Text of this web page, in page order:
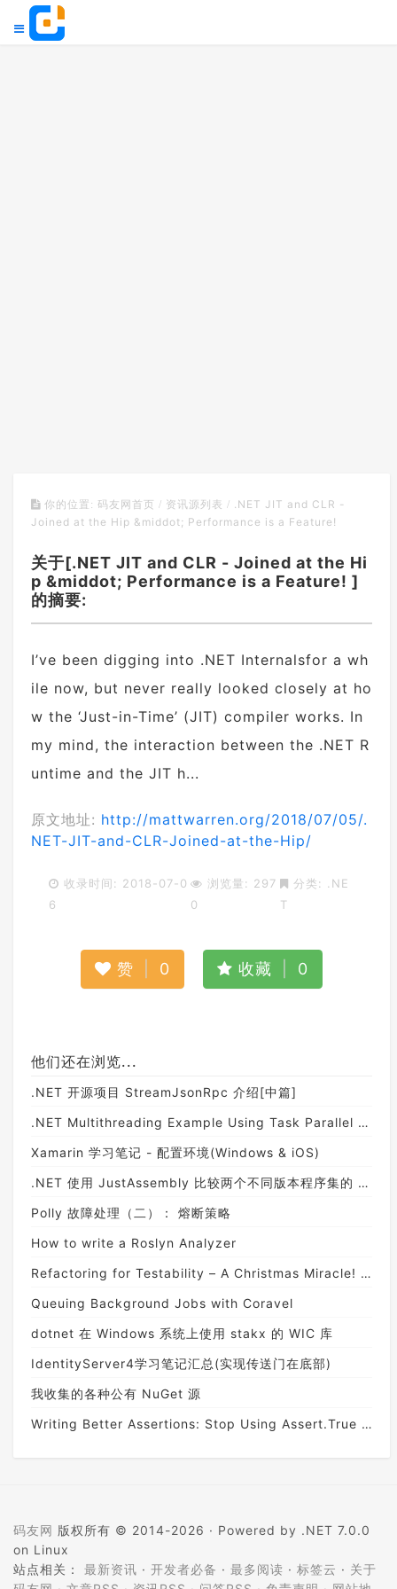
你的位置: 码友网首页 / 资讯源列表 / .NET JIT and CLR -
Joined at the Hip &middot; Performance is a Feature!
关于[.NET JIT and CLR - Joined at the Hi
p &middot; Performance is a Feature! ]
的摘要:
I’ve been digging into .NET Internalsfor a wh
ile now, but never really looked closely at ho
w the ‘Just-in-Time’ (JIT) compiler works. In
my mind, the interaction between the .NET R
untime and the JIT h...
原文地址: http://mattwarren.org/2018/07/05/.
NET-JIT-and-CLR-Joined-at-the-Hip/
收录时间: 2018-07-0
6
浏览量: 297
0
分类:
.NE
T
赞 0 收藏 0
他们还在浏览...
.NET 开源项目 StreamJsonRpc 介绍[中篇]
.NET Multithreading Example Using Task Parallel Library
Xamarin 学习笔记 - 配置环境(Windows & iOS)
.NET 使用 JustAssembly 比较两个不同版本程序集的 API 变化
Polly 故障处理（二）： 熔断策略
How to write a Roslyn Analyzer
Refactoring for Testability – A Christmas Miracle! (Guest Post)
Queuing Background Jobs with Coravel
dotnet 在 Windows 系统上使用 stakx 的 WIC 库
IdentityServer4学习笔记汇总(实现传送门在底部)
我收集的各种公有 NuGet 源
Writing Better Assertions: Stop Using Assert.True for Expressions
码友网 版权所有 © 2014-2026 · Powered by .NET 7.0.0
on Linux
站点相关： 最新资讯 · 开发者必备 · 最多阅读 · 标签云 · 关于